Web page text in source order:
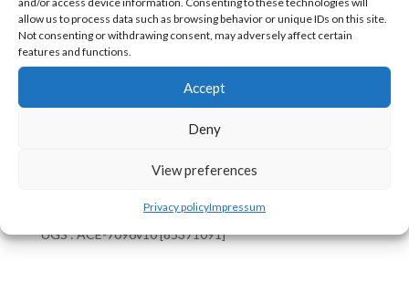
allow us to process data such as browsing behavior or unique IDs on this site.
Not consenting or withdrawing consent, may adversely affect certain
features and functions.
Accept
Deny
View preferences
Privacy policyImpressum
Note : Le 7096 ne peut pas être alimenté par
son port USB.
UGS :ACE-7096v10 [85371091]